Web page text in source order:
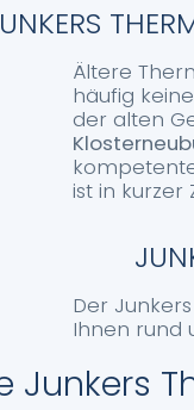
Ältere
häufig
der alten
ist in
Der
Ihnen rund
Junkers